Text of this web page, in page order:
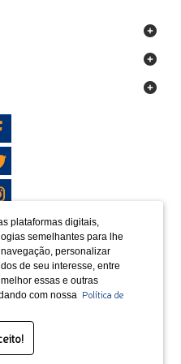
plataformas digitais,
semelhantes para lhe
personalizar
de seu interesse, entre
essas e outras
com nossa Política de